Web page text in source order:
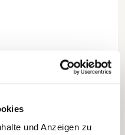
und Anzeigen zu